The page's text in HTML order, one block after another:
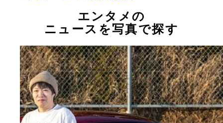
エンタメの
ニュースを写真で探す